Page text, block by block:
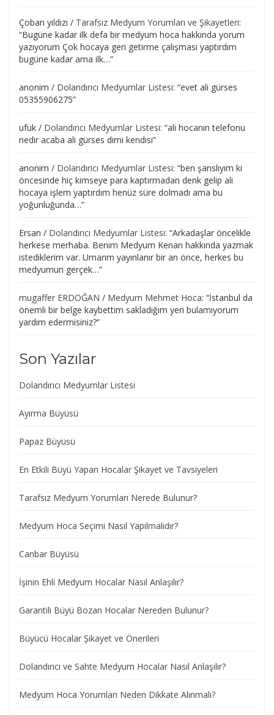
Çoban yıldızı / Tarafsız Medyum Yorumları ve Şikayetleri:
“Bugüne kadar ilk defa bir medyum hoca hakkında yorum
yazıyorum Çok hocaya geri getirme çalışması yaptırdım
bugüne kadar ama ilk…”
anonim / Dolandırıcı Medyumlar Listesi: “evet ali gürses
05355906275”
ufuk / Dolandırıcı Medyumlar Listesi: “ali hocanın telefonu
nedir acaba ali gürses dimi kendisi”
anonim / Dolandırıcı Medyumlar Listesi: “ben şanslıyım ki
öncesinde hiç kimseye para kaptırmadan denk gelip ali
hocaya işlem yaptırdım henüz süre dolmadı ama bu
yoğunluğunda…”
Ersan / Dolandırıcı Medyumlar Listesi: “Arkadaşlar öncelikle
herkese merhaba. Benim Medyum Kenan hakkında yazmak
istediklerim var. Umarım yayınlanır bir an önce, herkes bu
medyumun gerçek…”
mugaffer ERDOĞAN / Medyum Mehmet Hoca: “İstanbul da
önemli bir belge kaybettim sakladığım yeri bulamıyorum
yardım edermisiniz?”
Son Yazılar
Dolandırıcı Medyumlar Listesi
Ayırma Büyüsü
Papaz Büyüsü
En Etkili Büyü Yapan Hocalar Şikayet ve Tavsiyeleri
Tarafsız Medyum Yorumları Nerede Bulunur?
Medyum Hoca Seçimi Nasıl Yapılmalıdır?
Canbar Büyüsü
İşinin Ehli Medyum Hocalar Nasıl Anlaşılır?
Garantili Büyü Bozan Hocalar Nereden Bulunur?
Büyücü Hocalar Şikayet ve Önerileri
Dolandırıcı ve Sahte Medyum Hocalar Nasıl Anlaşılır?
Medyum Hoca Yorumları Neden Dikkate Alınmalı?